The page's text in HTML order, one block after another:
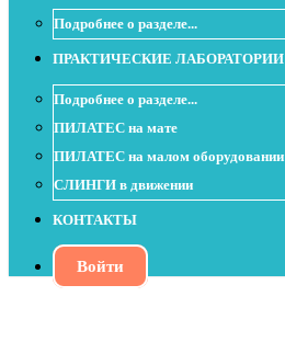
Подробнее о разделе...
ПРАКТИЧЕСКИЕ ЛАБОРАТОРИИ
Подробнее о разделе...
ПИЛАТЕС на мате
ПИЛАТЕС на малом оборудовании
СЛИНГИ в движении
КОНТАКТЫ
Войти